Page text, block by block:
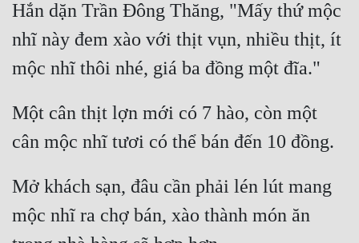
Hắn dặn Trần Đông Thăng, "Mấy thứ mộc
nhĩ này đem xào với thịt vụn, nhiều thịt, ít
Một cân thịt lợn mới có 7 hào, còn một
Mở khách sạn, đâu cần phải lén lút mang
mộc nhĩ ra chợ bán, xào thành món ăn